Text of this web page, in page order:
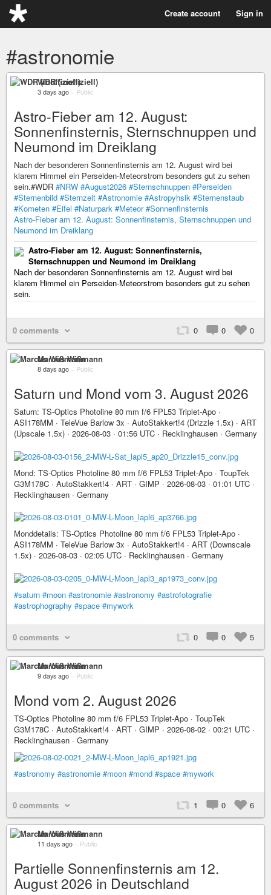
Create account Sign in
#astronomie
WDR (inoffiziell)
3 days ago – Public
Astro-Fieber am 12. August:
Sonnenfinsternis, Sternschnuppen und
Neumond im Dreiklang
Nach der besonderen Sonnenfinsternis am 12. August wird bei
klarem Himmel ein Perseiden-Meteorstrom besonders gut zu sehen
sein.#WDR #NRW #August2026 #Sternschnuppen #Perseiden
#Sternenbild #Sternzeit #Astronomie #Astropyhsik #Sternenstaub
#Kometen #Eifel #Naturpark #Meteor #Sonnenfinsternis
Astro-Fieber am 12. August: Sonnenfinsternis, Sternschnuppen und
Neumond im Dreiklang
Astro-Fieber am 12. August: Sonnenfinsternis,
Sternschnuppen und Neumond im Dreiklang
Nach der besonderen Sonnenfinsternis am 12. August wird bei
klarem Himmel ein Perseiden-Meteorstrom besonders gut zu sehen
sein.
0 comments 0 0 0
Marcus Wißmann
8 days ago – Public
Saturn und Mond vom 3. August 2026
Saturn: TS-Optics Photoline 80 mm f/6 FPL53 Triplet-Apo ·
ASI178MM · TeleVue Barlow 3x · AutoStakkert!4 (Drizzle 1.5x) · ART
(Upscale 1.5x) · 2026-08-03 · 01:56 UTC · Recklinghausen · Germany
Mond: TS-Optics Photoline 80 mm f/6 FPL53 Triplet-Apo · ToupTek
G3M178C · AutoStakkert!4 · ART · GIMP · 2026-08-03 · 01:01 UTC ·
Recklinghausen · Germany
Monddetails: TS-Optics Photoline 80 mm f/6 FPL53 Triplet-Apo ·
ASI178MM · TeleVue Barlow 3x · AutoStakkert!4 · ART (Downscale
1.5x) · 2026-08-03 · 02:05 UTC · Recklinghausen · Germany
#saturn #moon #astronomie #astronomy #astrofotografie
#astrophography #space #mywork
0 comments 0 0 5
Marcus Wißmann
9 days ago – Public
Mond vom 2. August 2026
TS-Optics Photoline 80 mm f/6 FPL53 Triplet-Apo · ToupTek
G3M178C · AutoStakkert!4 · ART · GIMP · 2026-08-02 · 00:21 UTC ·
Recklinghausen · Germany
#astronomy #astronomie #moon #mond #space #mywork
0 comments 1 0 6
Marcus Wißmann
11 days ago – Public
Partielle Sonnenfinsternis am 12.
August 2026 in Deutschland